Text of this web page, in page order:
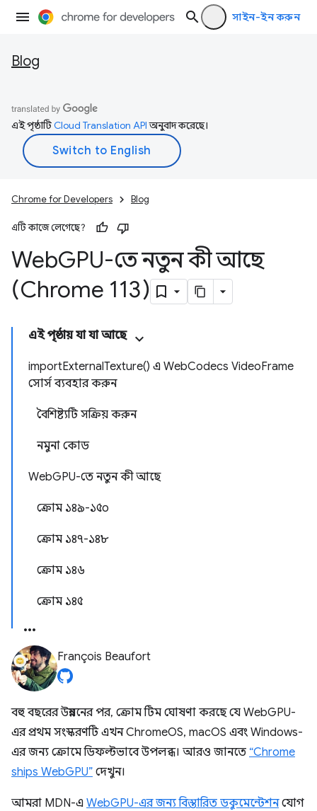
সাইন-ইন করুন
Blog
এই পৃষ্ঠাটিCloud Translation APIঅনুবাদ করেছে।
Chrome for Developers Blog
এটি কাজে লেগেছে?
WebGPU-তে নতুন কী আছে
(Chrome 113)
এই পৃষ্ঠায় যা যা আছে
importExternalTexture() এ WebCodecs VideoFrame
সোর্স ব্যবহার করুন
বৈশিষ্ট্যটি সক্রিয় করুন
নমুনা কোড
WebGPU-তে নতুন কী আছে
ক্রোম ১৪৯-১৫০
ক্রোম ১৪৭-১৪৮
ক্রোম ১৪৬
ক্রোম ১৪৫
François Beaufort
বহু বছরের উন্নয়নের পর, ক্রোম টিম ঘোষণা করছে যে WebGPU-
এর প্রথম সংস্করণটি এখন ChromeOS, macOS এবং Windows-
এর জন্য ক্রোমে ডিফল্টভাবে উপলব্ধ। আরও জানতে “Chrome
ships WebGPU” দেখুন।
আমরা MDN-এ WebGPU-এর জন্য বিস্তারিত ডকুমেন্টেশনযোগ